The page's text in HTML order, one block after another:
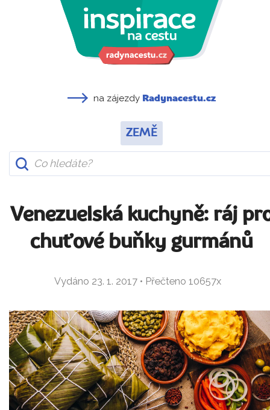
na zájezdy Radynacestu.cz
ZEMĚ
Venezuelská kuchyně: ráj
chuťové buňky gurmánů
Vydáno 23. 1. 2017 • Přečteno 10657x